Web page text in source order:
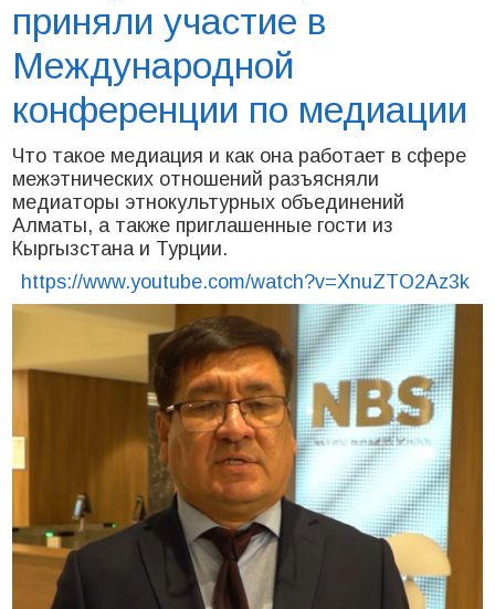
КОНТАКТЫ
приняли участие в
Международной
конференции по медиации
Что такое медиация и как она работает в сфере
межэтнических отношений разъясняли
медиаторы этнокультурных объединений
Алматы, а также приглашенные гости из
Кыргызстана и Турции.
https://www.youtube.com/watch?v=XnuZTO2Az3k